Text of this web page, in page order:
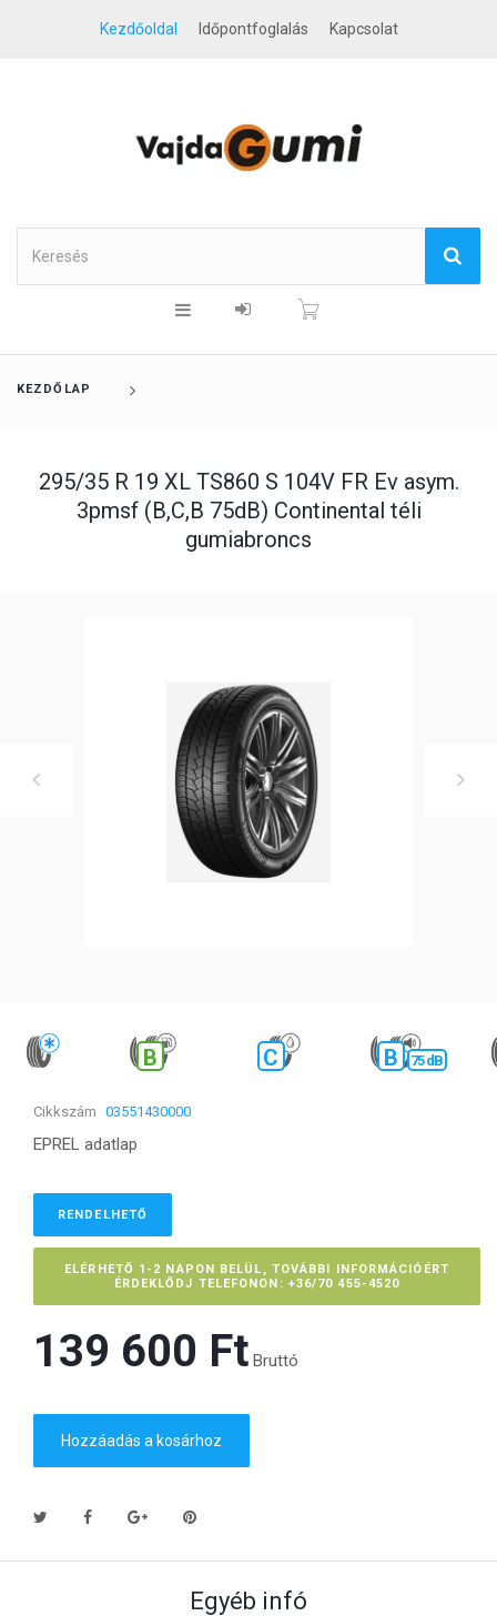
Kezdőoldal Időpontfoglalás Kapcsolat
KEZDŐLAP
295/35 R 19 XL TS860 S 104V FR Ev asym.
3pmsf (B,C,B 75dB) Continental téli
gumiabroncs
B C B 75 dB
Cikkszám 03551430000
EPREL adatlap
RENDELHETŐ
ELÉRHETŐ 1-2 NAPON BELÜL, TOVÁBBI INFORMÁCIÓÉRT
ÉRDEKLŐDJ TELEFONON: +36/70 455-4520
139 600 Ft‎ Bruttó
Hozzáadás a kosárhoz
Egyéb infó